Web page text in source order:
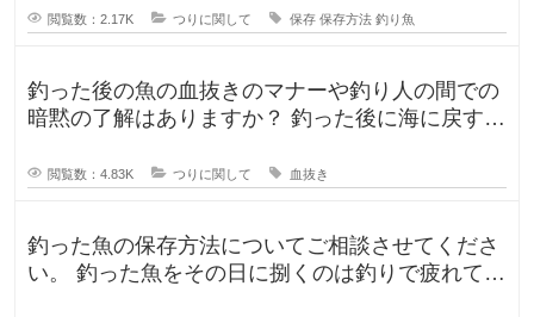
閲覧数：2.17K つりに関して 保存 保存方法 釣り魚
釣った後の魚の血抜きのマナーや釣り人の間での
暗黙の了解はありますか？ 釣った後に海に戻す
閲覧数：4.83K つりに関して 血抜き
釣った魚の保存方法についてご相談させてくださ
い。 釣った魚をその日に捌くのは釣りで疲れてい